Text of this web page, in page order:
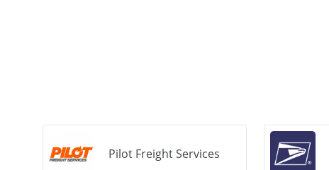
Pilot Freight Services